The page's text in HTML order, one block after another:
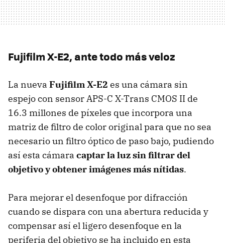
Fujifilm X-E2, ante todo más veloz
La nueva Fujifilm X-E2 es una cámara sin
espejo con sensor APS-C X-Trans CMOS II de
16.3 millones de píxeles que incorpora una
matriz de filtro de color original para que no sea
necesario un filtro óptico de paso bajo, pudiendo
así esta cámara captar la luz sin filtrar del
objetivo y obtener imágenes más nítidas.
Para mejorar el desenfoque por difracción
cuando se dispara con una abertura reducida y
compensar así el ligero desenfoque en la
periferia del objetivo se ha incluido en esta